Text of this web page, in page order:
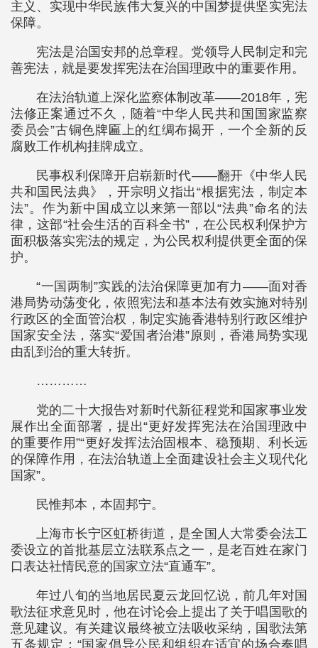
主义、实现中华民族伟大复兴的中国梦提供坚实宪法
保障。
宪法是治国安邦的总章程。党领导人民制定和完
善宪法，就是要发挥宪法在治国理政中的重要作用。
在法治轨道上深化监察体制改革——2018年，宪
法修正案通过不久，随着“中华人民共和国国家监察
委员会”古铜色牌匾上的红绸布揭开，一个全新的反
腐败工作机构挂牌成立。
民事权利保障开启崭新时代——翻开《中华人民
共和国民法典》，开宗明义指出“根据宪法，制定本
法”。作为新中国成立以来第一部以“法典”命名的法
律，这部“社会生活的百科全书”，在公民权利保护方
面积极落实宪法的规定，为公民权利提供更全面的保
护。
“一国两制”实践的法治保障更加有力——面对香
港局势动荡变化，依照宪法和基本法有效实施对特别
行政区的全面管治权，制定实施香港特别行政区维护
国家安全法，落实“爱国者治港”原则，香港局势实现
由乱到治的重大转折。
…………
党的二十大报告对新时代新征程党和国家事业发
展作出全面部署，提出“更好发挥宪法在治国理政中
的重要作用”“更好发挥法治固根本、稳预期、利长远
的保障作用，在法治轨道上全面建设社会主义现代化
国家”。
民惟邦本，本固邦宁。
上海市长宁区虹桥街道，是全国人大常委会法工
委设立的首批基层立法联系点之一，是老百姓在家门
口表达社情民意的国家立法“直通车”。
年过八旬的当地居民夏云龙回忆说，前几年对国
歌法征求意见时，他在讨论会上提出了关于唱国歌的
意见建议。有关建议最终被立法吸收采纳，国歌法第
五条规定：“国家倡导公民和组织在适宜的场合奏唱